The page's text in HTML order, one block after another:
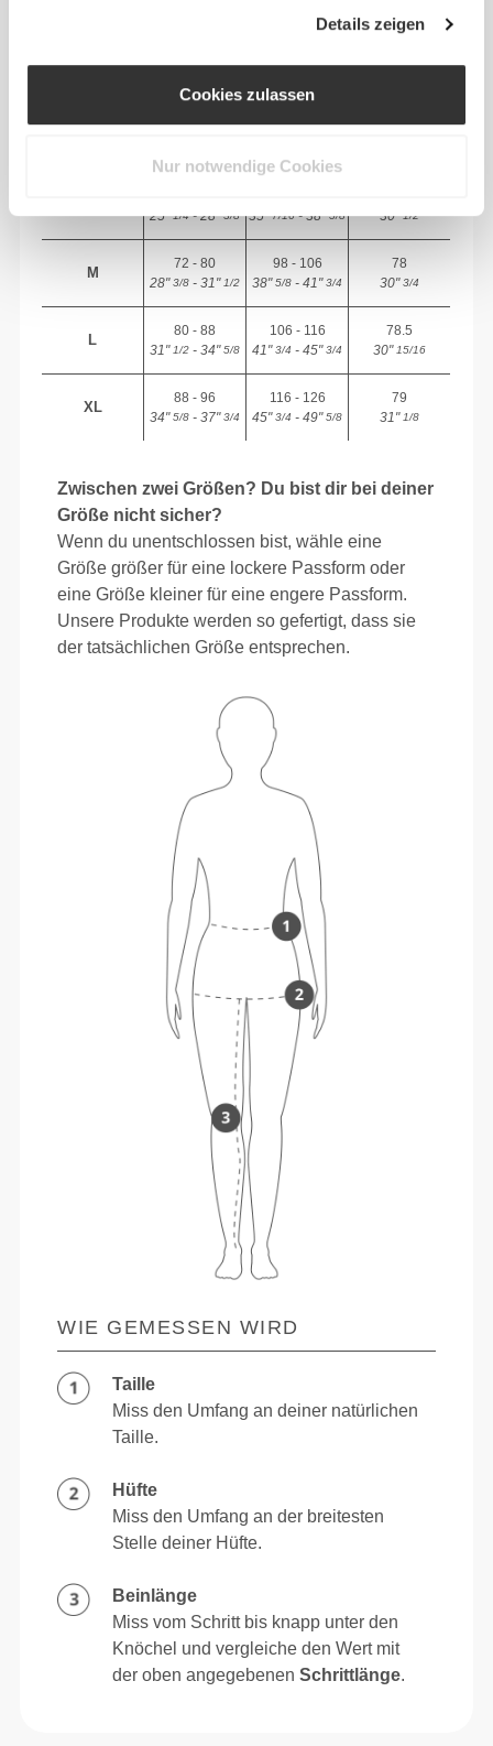
Details zeigen
Cookies zulassen
Nur notwendige Cookies
(cm)/(in)
Saum
(cm)/(in)
XS
32"5/16- 35"
25"1/4- 28"3/8
35"7/16- 38"5/8
30"1/2
M
72 - 80
28"3/8 - 31"1/2
98 - 106
38"5/8 - 41"3/4
78
30"3/4
L
80 - 88
31"1/2 - 34"5/8
106 - 116
41"3/4 - 45"3/4
78.5
30"15/16
XL
88 - 96
34"5/8 - 37"3/4
116 - 126
45"3/4 - 49"5/8
79
31"1/8
Zwischen zwei Größen? Du bist dir bei deiner
Größe nicht sicher?
Wenn du unentschlossen bist, wähle eine
Größe größer für eine lockere Passform oder
eine Größe kleiner für eine engere Passform.
Unsere Produkte werden so gefertigt, dass sie
der tatsächlichen Größe entsprechen.
WIE GEMESSEN WIRD
Taille
Miss den Umfang an deiner natürlichen
Taille.
Hüfte
Miss den Umfang an der breitesten
Stelle deiner Hüfte.
Beinlänge
Miss vom Schritt bis knapp unter den
Knöchel und vergleiche den Wert mit
der oben angegebenenSchrittlänge.